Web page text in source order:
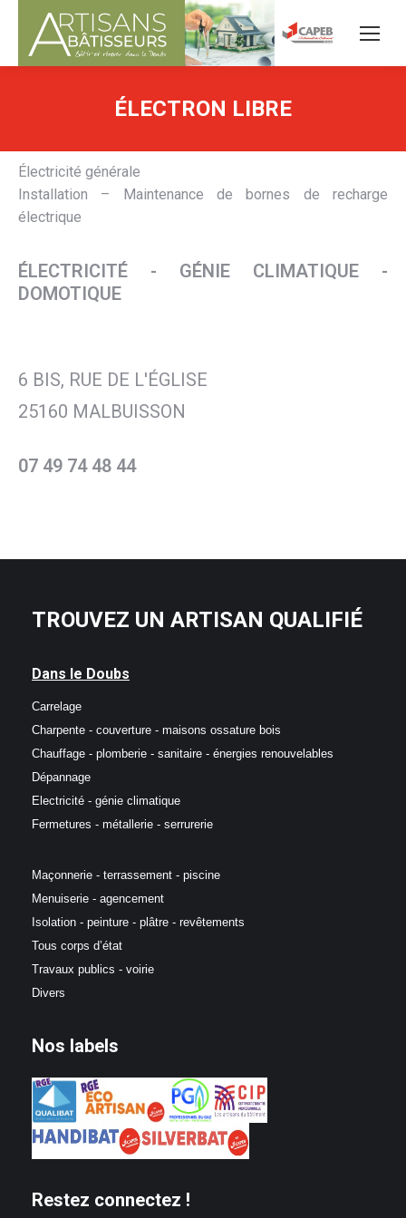
ÉLECTRON LIBRE
Électricité générale
Installation – Maintenance de bornes de recharge
électrique
ÉLECTRICITÉ - GÉNIE CLIMATIQUE -
DOMOTIQUE
6 BIS, RUE DE L'ÉGLISE
25160 MALBUISSON
07 49 74 48 44
TROUVEZ UN ARTISAN QUALIFIÉ
Dans le Doubs
Carrelage
Charpente - couverture - maisons ossature bois
Chauffage - plomberie - sanitaire - énergies renouvelables
Dépannage
Electricité - génie climatique
Fermetures - métallerie - serrurerie
Maçonnerie - terrassement - piscine
Menuiserie - agencement
Isolation - peinture - plâtre - revêtements
Tous corps d’état
Travaux publics - voirie
Divers
Nos labels
Restez connectez !